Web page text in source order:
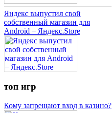
Яндекс выпустил свой
собственный магазин для
Android – Яндекс.Store
топ игр
Кому запрещают вход в казино?